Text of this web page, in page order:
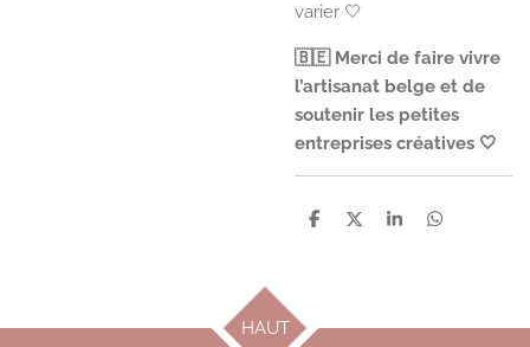
varier 🤍
🇧🇪 Merci de faire vivre
l’artisanat belge et de
soutenir les petites
entreprises créatives 🤍
P
e
P
e
P
e
P
e
HAUT